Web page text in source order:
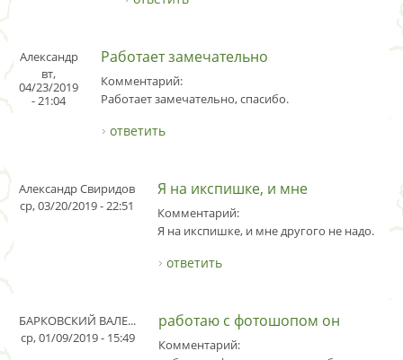
Александр
вт,
04/23/2019
- 21:04
Работает замечательно
Комментарий:
Работает замечательно, спасибо.
ответить
Александр Свиридов
ср, 03/20/2019 - 22:51
Я на икспишке, и мне
Комментарий:
Я на икспишке, и мне другого не надо.
ответить
БАРКОВСКИЙ ВАЛЕ...
ср, 01/09/2019 - 15:49
работаю с фотошопом он
Комментарий: